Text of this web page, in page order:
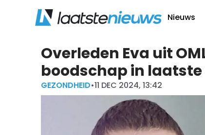
Nieuws
Overleden Eva uit
boodschap in
GEZONDHEID•11 DEC 2024, 13:42